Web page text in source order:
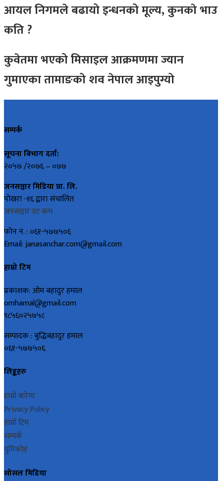
आयल निगमले बढायो इन्धनको मूल्य, कुनकाे भाउ
कति ?
कुवेतमा भएको मिसाइल आक्रमणमा ज्यान
गुमाएका तामाङको शव नेपाल आइपुग्यो
सम्पर्क
सूचना बिभाग दर्ता:
२०५७ /२०७६ – ०७७
जनसञ्चार मिडिया प्रा. लि.
पोखरा -१६ द्वारा संचालित
जनसञ्चार डट कम
फोन न. : ०६१-५७७५०६
Email: janasanchar.com@gmail.com
हाम्रो टिम
प्रकाशक: ओम बहादुर हमाल
omhamal@gmail.com
९८५६०२५७५८
सम्पादक : बुद्धिबहादुर हमाल
०६१-५७७५०६
लिङ्कहरु
हाम्रो बारेमा
Privacy Policy
हाम्रो टिम
सम्पर्क
युनिकोड
सोसल मिडिया